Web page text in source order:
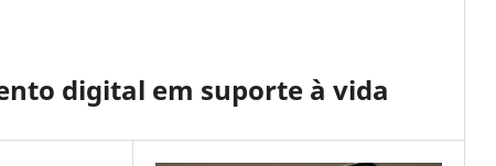
digital em suporte à vida